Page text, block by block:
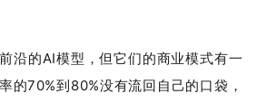
沿的AI模型，但它们的商业模式有一
的70%到80%没有流回自己的口袋，